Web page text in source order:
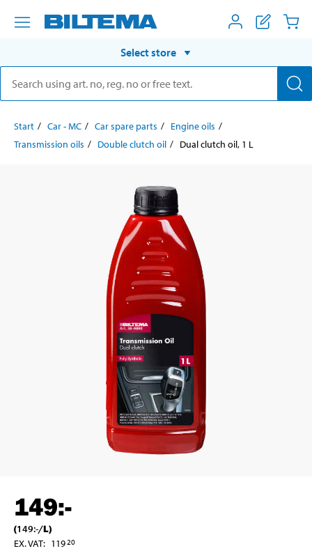
Select store
Start Car - MC Car spare parts
Engine oils
Transmission oils
Double clutch oil Dual clutch oil, 1 L
149:-
(149:-/L)
EX. VAT: 11920